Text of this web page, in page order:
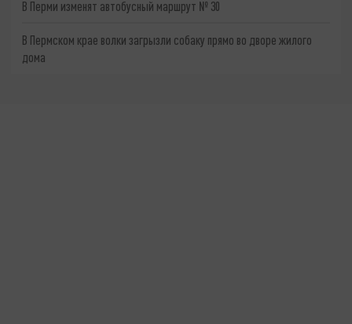
В Перми изменят автобусный маршрут № 30
В Пермском крае волки загрызли собаку прямо во дворе жилого
дома